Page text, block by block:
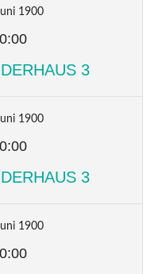
1900
0:00
3
1900
0:00
3
1900
0:00